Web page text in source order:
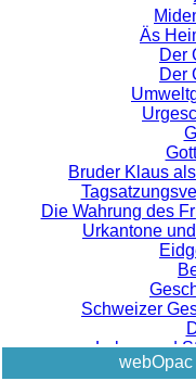
Äs
Der
Der
Bruder Klaus
Die Wahrung des
Urkantone
Schweizer
Leben und
Städtische